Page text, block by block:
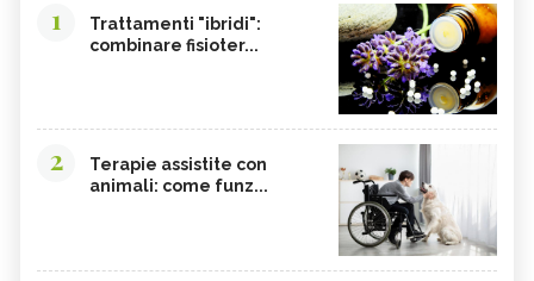
1
Trattamenti "ibridi":
combinare fisioter...
2
Terapie assistite con
animali: come funz...